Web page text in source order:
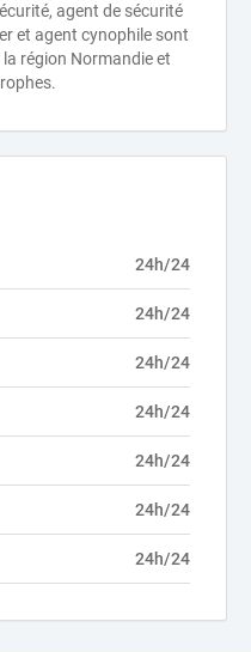
agent de sécurité
et agent cynophile sont
région Normandie et
24h/24
24h/24
24h/24
24h/24
24h/24
24h/24
24h/24